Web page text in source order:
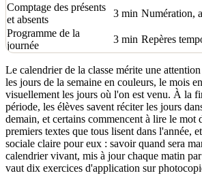
Comptage des présents
et absents
3 min Numération,
Programme de la
journée
3 min Repères
Le calendrier de la classe mérite une
les jours de la semaine en couleurs, le mois
visuellement les jours où l'on est venu. À la
période, les élèves savent réciter les jours
demain, et certains commencent à lire le mot
premiers textes que tous lisent dans l'année,
sociale claire pour eux : savoir quand sera
calendrier vivant, mis à jour chaque matin
vaut dix exercices d'application sur